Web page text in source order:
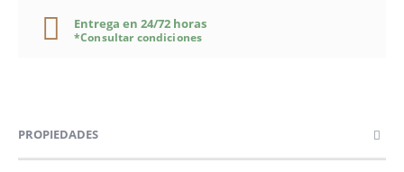
Entrega en 24/72 horas
*Consultar condiciones
PROPIEDADES